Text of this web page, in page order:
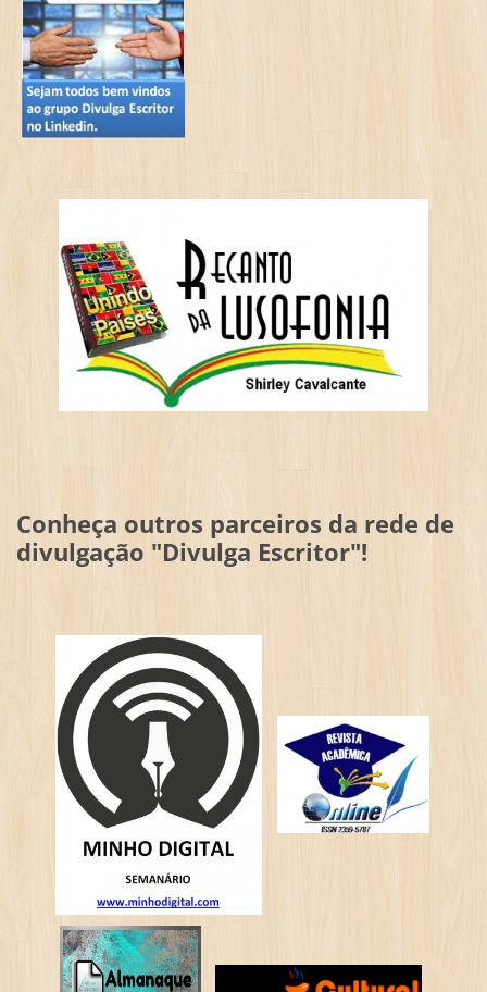
Conheça outros parceiros da rede de
divulgação "Divulga Escritor"!